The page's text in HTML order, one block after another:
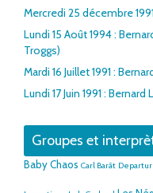
Mercredi 25 décembre
Lundi 15 Août 1994 :
Troggs)
Mardi 16 Juillet 1991 :
Lundi 17 Juin 1991 :
Groupes et
Baby Chaos Carl Barât